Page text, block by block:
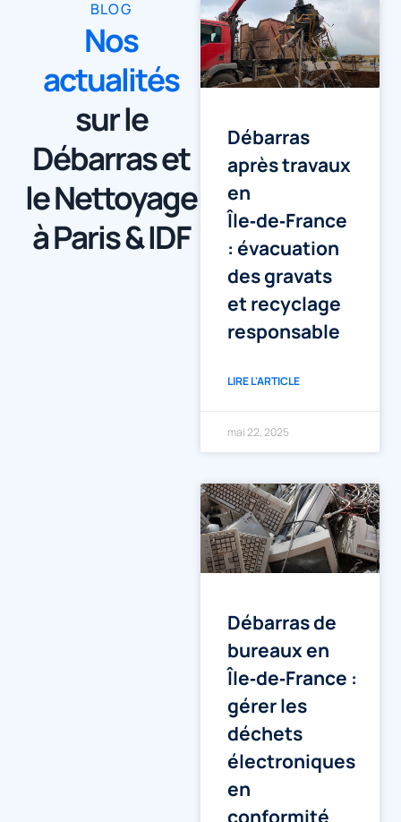
BLOG
Nos
actualités
sur le
Débarras et
le Nettoyage
à Paris & IDF
Débarras
après travaux
en
Île‑de‑France
: évacuation
des gravats
et recyclage
responsable
LIRE L'ARTICLE
mai 22, 2025
Débarras de
bureaux en
Île‑de‑France :
gérer les
déchets
électroniques
en
conformité